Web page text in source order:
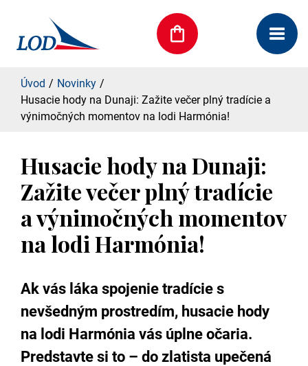
Úvod
Novinky
Husacie hody na Dunaji: Zažite večer plný tradície a
výnimočných momentov na lodi Harmónia!
Husacie hody na Dunaji:
Zažite večer plný tradície
a výnimočných momentov
na lodi Harmónia!
Ak vás láka spojenie tradície s
nevšedným prostredím, husacie hody
na lodi Harmónia vás úplne očaria.
Predstavte si to – do zlatista upečená